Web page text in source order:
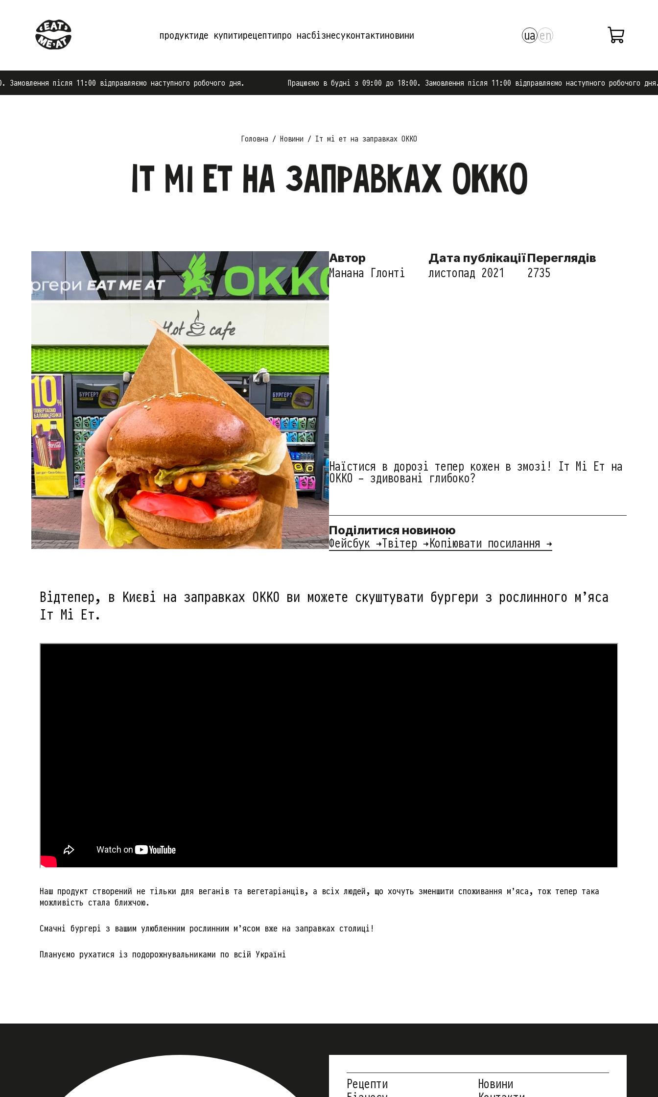
продуктиде купитирецептипро насбізнесуконтактиновини ua en
після 11:00 відправляємо наступного робочого дня. Працюємо в будні з 09:00 до 18:00. Замовлення після 11:00 відправляємо наступного робочого дня.
Головна Новини Іт мі ет на заправках ОККО
Іт мі ет на заправках ОККО
Автор
Манана Глонті
Дата публікації
листопад 2021
Переглядів
2735
Наїстися в дорозі тепер кожен в змозі! Іт Мі Ет на
ОККО - здивовані глибоко?
Поділитися новиною
Фейсбук →Твітер →Копіювати посилання →
Відтепер, в Києві на заправках ОККО ви можете скуштувати бургери з рослинного м’яса
Іт Мі Ет.
Наш продукт створений не тільки для веганів та вегетаріанців, а всіх людей, що хочуть зменшити споживання м’яса, тож тепер така
можливість стала ближчою.
Смачні бургері з вашим улюбленним рослинним м’ясом вже на заправках столиці!
Плануємо рухатися із подорожнувальниками по всій Україні
Рецепти
Новини